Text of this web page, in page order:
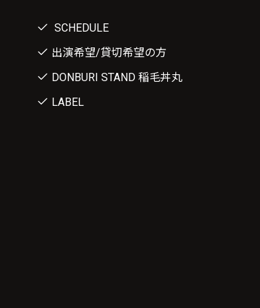
SCHEDULE
出演希望/貸切希望の方
DONBURI STAND 稲毛丼丸
LABEL